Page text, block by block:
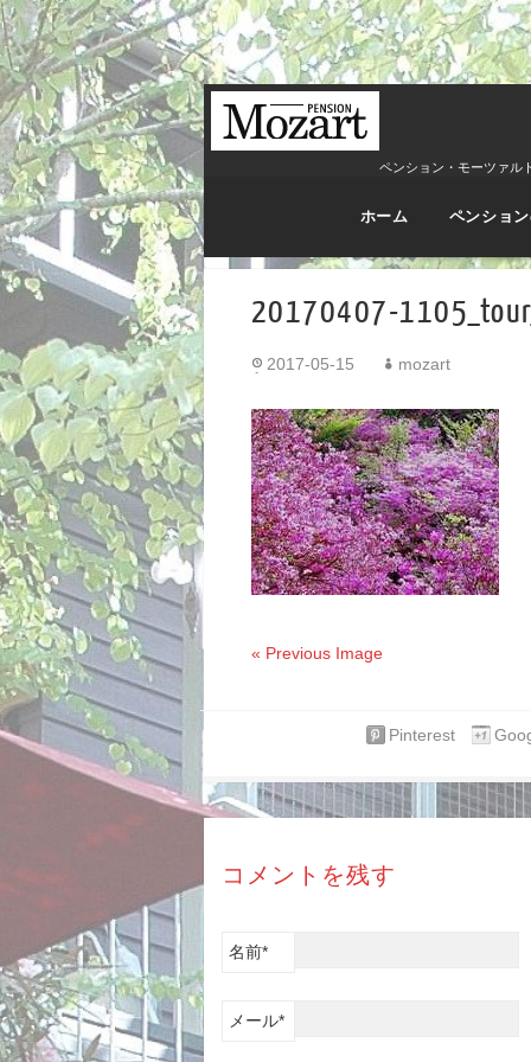
ペンション・モーツァル
ホーム ペンショ
20170407-
2017-05-15 mozart
« Previous Image
Pinterest
コメントを残す
名前*
メール*